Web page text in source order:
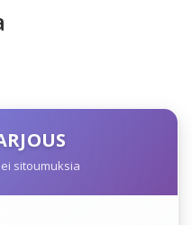
sitoumuksia